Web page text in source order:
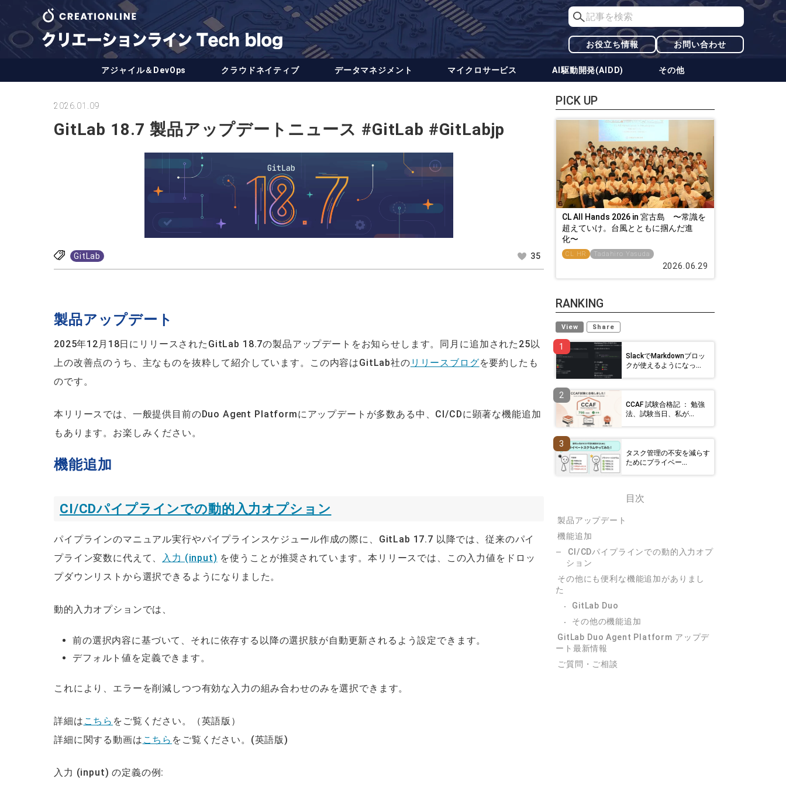
お役立ち情報 お問い合わせ
アジャイル＆DevOps クラウドネイティブ データ​​マネジメント マイクロサービス AI駆動開発(AIDD) その他
2026.01.09
GitLab 18.7 製品アップデートニュース #GitLab #GitLabjp
GitLab 35
製品アップデート
2025年12月18日にリリースされたGitLab 18.7の製品アップデートをお知らせします。同月に追加された25以
上の改善点のうち、主なものを抜粋して紹介しています。この内容はGitLab社の リリースブログを要約したも
のです。
本リリースでは、一般提供目前のDuo Agent Platformにアップデートが多数ある中、CI/CDに顕著な機能追加
もあります。お楽しみください。
機能追加
CI/CDパイプラインでの動的入力オプション
パイプラインのマニュアル実行やパイプラインスケジュール作成の際に、GitLab 17.7 以降では、従来のパイ
プライン変数に代えて、 入力 (input) を使うことが推奨されています。本リリースでは、この入力値をドロッ
プダウンリストから選択できるようになりました。
動的入力オプションでは、
前の選択内容に基づいて、それに依存する以降の選択肢が自動更新されるよう設定できます。
デフォルト値を定義できます。
これにより、エラーを削減しつつ有効な入力の組み合わせのみを選択できます。
詳細は こちら をご覧ください。（英語版）
詳細に関する動画は こちら をご覧ください。(英語版)
入力 (input) の定義の例:
PICK UP
CL All Hands 2026 in 宮古島 〜常識を
超えていけ。台風とともに掴んだ進
化〜
CL HR Tadahiro Yasuda
2026.06.29
RANKING
View Share
1
SlackでMarkdownブロッ
クが使えるようになっ...
2
CCAF 試験合格記 ： 勉強
法、試験当日、私が...
3
タスク管理の不安を減らす
ためにプライベー...
目次
製品アップデート
機能追加
CI/CDパイプラインでの動的入力オプ
ション
その他にも便利な機能追加がありまし
た
GitLab Duo
その他の機能追加
GitLab Duo Agent Platform アップデ
ート最新情報
ご質問・ご相談